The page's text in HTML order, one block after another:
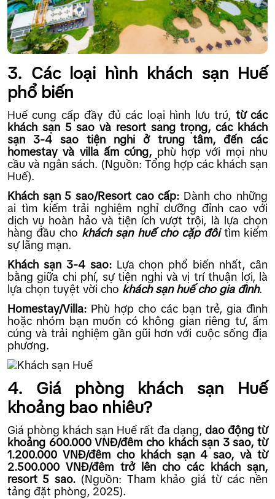
3. Các loại hình khách sạn Huế
phổ biến
Huế cung cấp đầy đủ các loại hình lưu trú, từ các
khách sạn 5 sao và resort sang trọng, các khách
sạn 3-4 sao tiện nghi ở trung tâm, đến các
homestay và villa ấm cúng, phù hợp với mọi nhu
cầu và ngân sách. (Nguồn: Tổng hợp các khách sạn
Huế).
Khách sạn 5 sao/Resort cao cấp: Dành cho những
ai tìm kiếm trải nghiệm nghỉ dưỡng đỉnh cao với
dịch vụ hoàn hảo và tiện ích vượt trội, là lựa chọn
hàng đầu cho khách sạn huế cho cặp đôitìm kiếm
sự lãng mạn.
Khách sạn 3-4 sao:Lựa chọn phổ biến nhất, cân
bằng giữa chi phí, sự tiện nghi và vị trí thuận lợi, là
lựa chọn tuyệt vời cho khách sạn huế cho gia đình.
Homestay/Villa: Phù hợp cho các bạn trẻ, gia đình
hoặc nhóm bạn muốn có không gian riêng tư, ấm
cúng và trải nghiệm gần gũi hơn với cuộc sống địa
phương.
4. Giá phòng khách sạn Huế
khoảng bao nhiêu?
Giá phòng khách sạn Huế rất đa dạng, dao động từ
khoảng 600.000 VNĐ/đêm cho khách sạn 3 sao, từ
1.200.000 VNĐ/đêm cho khách sạn 4 sao, và từ
2.500.000 VNĐ/đêm trở lên cho các khách sạn,
resort 5 sao.(Nguồn: Tham khảo giá từ các nền
tảng đặt phòng, 2025).